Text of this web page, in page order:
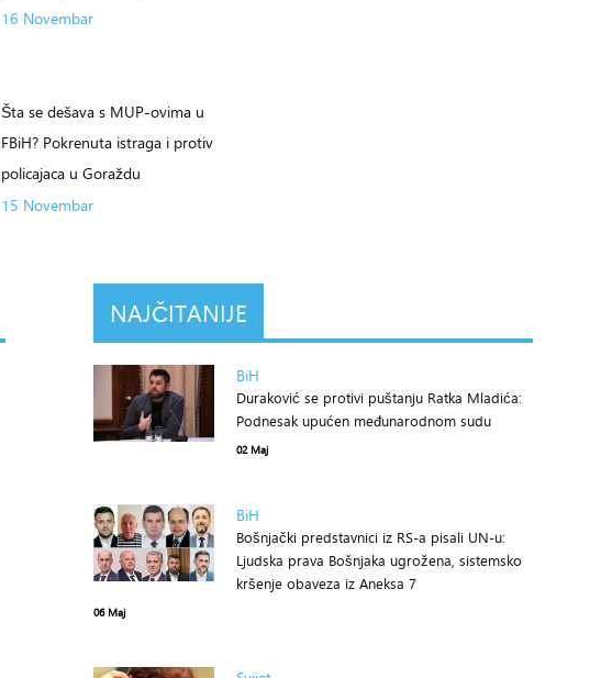
16 Novembar
Šta se dešava s MUP-ovima u
FBiH? Pokrenuta istraga i protiv
policajaca u Goraždu
15 Novembar
NAJČITANIJE
BiH
Duraković se protivi puštanju Ratka Mladića:
Podnesak upućen međunarodnom sudu
02 Maj
BiH
Bošnjački predstavnici iz RS-a pisali UN-u:
Ljudska prava Bošnjaka ugrožena, sistemsko
kršenje obaveza iz Aneksa 7
06 Maj